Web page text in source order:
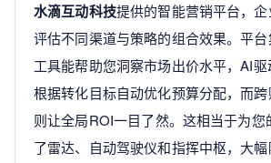
水滴互动科技提供的智能营销平台，
评估不同渠道与策略的组合效果。平
工具能帮助您洞察市场出价水平，AI
根据转化目标自动优化预算分配，而
则让全局ROI一目了然。这相当于为您
了雷达、自动驾驶仪和指挥中枢，大